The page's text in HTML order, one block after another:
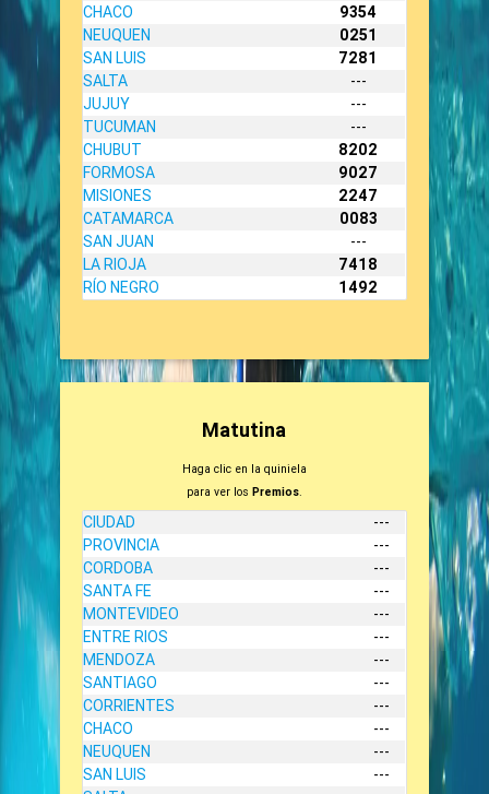
CHACO
9354
NEUQUEN
0251
SAN LUIS
7281
SALTA
---
JUJUY
---
TUCUMAN
---
CHUBUT
8202
FORMOSA
9027
MISIONES
2247
CATAMARCA
0083
SAN JUAN
---
LA RIOJA
7418
RÍO NEGRO
1492
Matutina
Haga clic en la quiniela
para ver los Premios.
CIUDAD
---
PROVINCIA
---
CORDOBA
---
SANTA FE
---
MONTEVIDEO
---
ENTRE RIOS
---
MENDOZA
---
SANTIAGO
---
CORRIENTES
---
CHACO
---
NEUQUEN
---
SAN LUIS
---